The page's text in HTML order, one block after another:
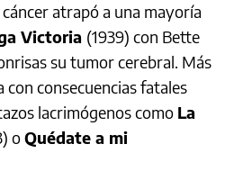
atrapó a una mayoría
Victoria (1939) con Bette
su tumor cerebral. Más
con consecuencias fatales
lacrimógenos como La
oQuédate a mi